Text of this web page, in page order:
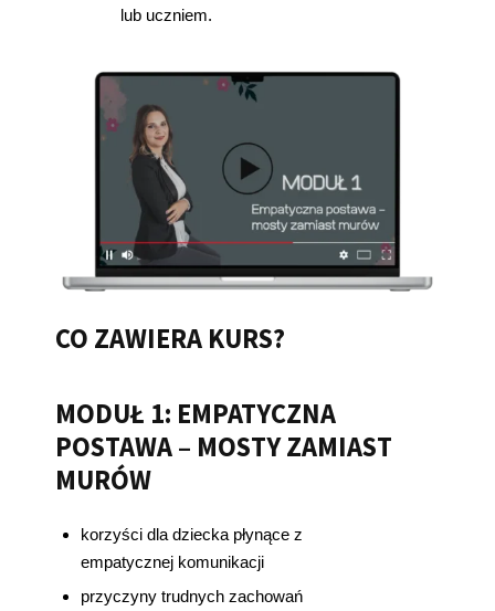
lub uczniem.
CO ZAWIERA KURS?
MODUŁ 1: EMPATYCZNA
POSTAWA – MOSTY ZAMIAST
MURÓW
korzyści dla dziecka płynące z
empatycznej komunikacji
przyczyny trudnych zachowań